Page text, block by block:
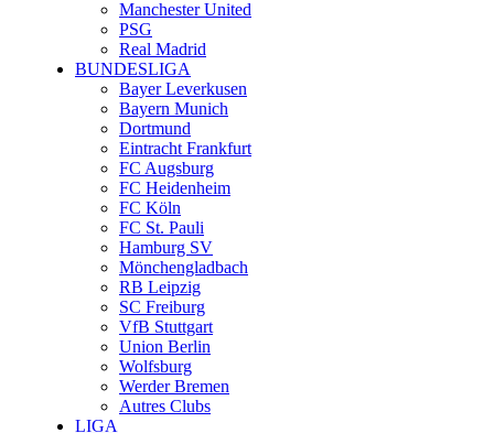
Manchester United
PSG
Real Madrid
BUNDESLIGA
Bayer Leverkusen
Bayern Munich
Dortmund
Eintracht Frankfurt
FC Augsburg
FC Heidenheim
FC Köln
FC St. Pauli
Hamburg SV
Mönchengladbach
RB Leipzig
SC Freiburg
VfB Stuttgart
Union Berlin
Wolfsburg
Werder Bremen
Autres Clubs
LIGA